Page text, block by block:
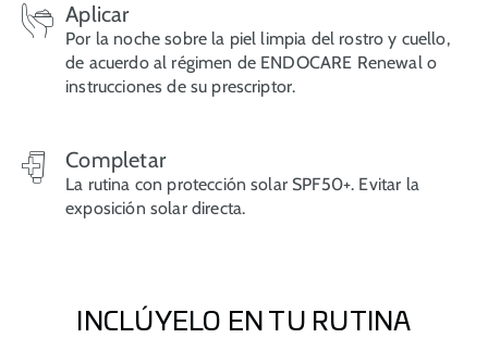
Aplicar
Por la noche sobre la piel limpia del rostro y cuello,
de acuerdo al régimen de ENDOCARE Renewal o
instrucciones de su prescriptor.
Completar
La rutina con protección solar SPF50+. Evitar la
exposición solar directa.
INCLÚYELO EN TU RUTINA